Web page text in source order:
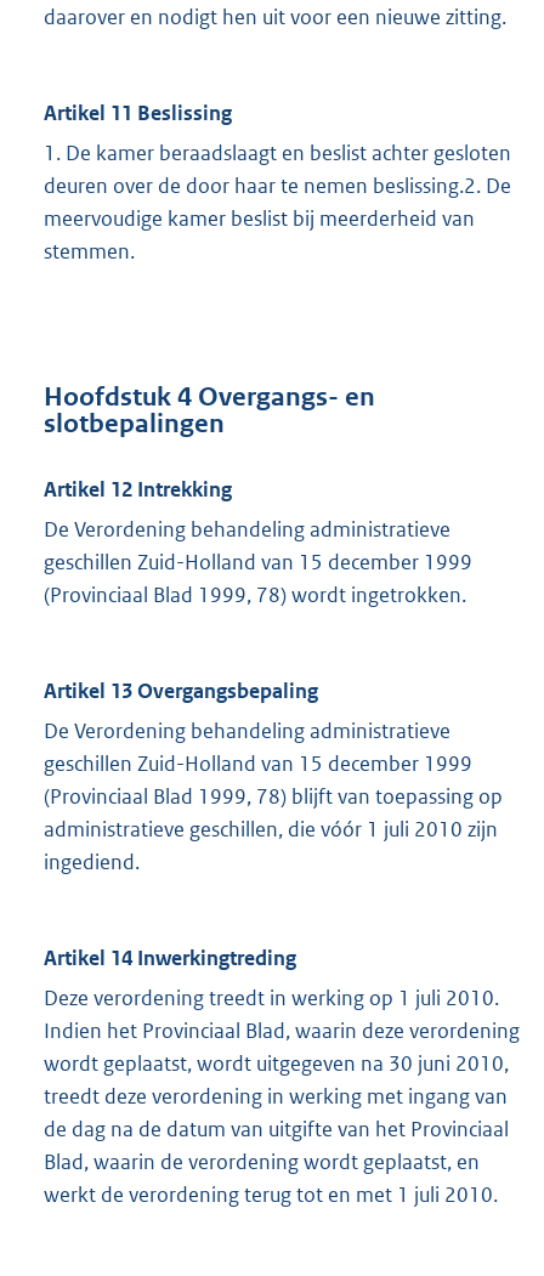
daarover en nodigt hen uit voor een nieuwe zitting.
Artikel 11 Beslissing
1. De kamer beraadslaagt en beslist achter gesloten
deuren over de door haar te nemen beslissing.2. De
meervoudige kamer beslist bij meerderheid van
stemmen.
Hoofdstuk 4 Overgangs- en
slotbepalingen
Artikel 12 Intrekking
De Verordening behandeling administratieve
geschillen Zuid-Holland van 15 december 1999
(Provinciaal Blad 1999, 78) wordt ingetrokken.
Artikel 13 Overgangsbepaling
De Verordening behandeling administratieve
geschillen Zuid-Holland van 15 december 1999
(Provinciaal Blad 1999, 78) blijft van toepassing op
administratieve geschillen, die vóór 1 juli 2010 zijn
ingediend.
Artikel 14 Inwerkingtreding
Deze verordening treedt in werking op 1 juli 2010.
Indien het Provinciaal Blad, waarin deze verordening
wordt geplaatst, wordt uitgegeven na 30 juni 2010,
treedt deze verordening in werking met ingang van
de dag na de datum van uitgifte van het Provinciaal
Blad, waarin de verordening wordt geplaatst, en
werkt de verordening terug tot en met 1 juli 2010.